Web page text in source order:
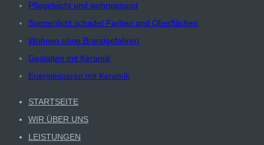
Pflegeleicht und wohngesund
Sonnenlicht schadet Farben und Oberflächen
Wohnen ohne Brandgefahren
Gestalten mit Keramik
Energiesparen mit Keramik
STARTSEITE
WIR ÜBER UNS
LEISTUNGEN